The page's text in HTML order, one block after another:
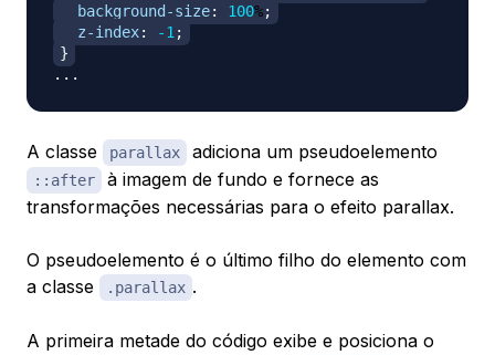
background-size: 100%;
z-index: -1;
}
A classe parallax adiciona um pseudoelemento
::after
à imagem de fundo e fornece as
transformações necessárias para o efeito parallax.
O pseudoelemento é o último filho do elemento com
a classe
.parallax .
A primeira metade do código exibe e posiciona o